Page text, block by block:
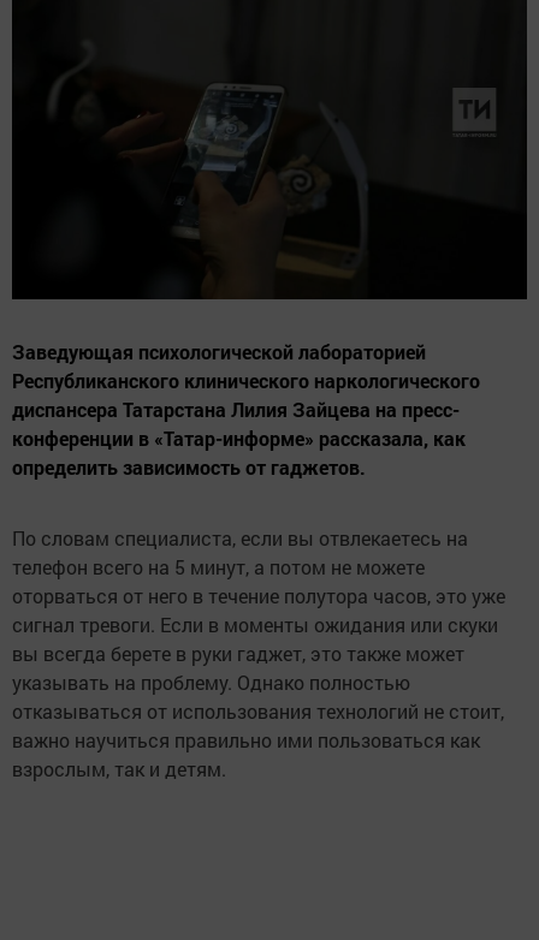
Заведующая психологической лабораторией
Республиканского клинического наркологического
диспансера Татарстана Лилия Зайцева на пресс-
конференции в «Татар-информе» рассказала, как
определить зависимость от гаджетов.
По словам специалиста, если вы отвлекаетесь на
телефон всего на 5 минут, а потом не можете
оторваться от него в течение полутора часов, это уже
сигнал тревоги. Если в моменты ожидания или скуки
вы всегда берете в руки гаджет, это также может
указывать на проблему. Однако полностью
отказываться от использования технологий не стоит,
важно научиться правильно ими пользоваться как
взрослым, так и детям.